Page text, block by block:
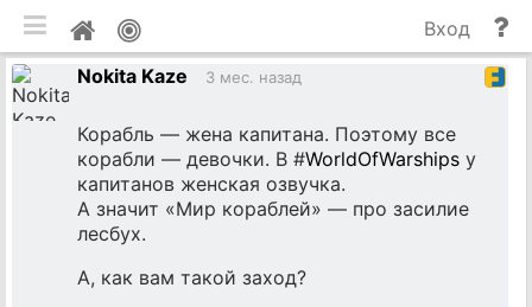
Мой
профиль
и
Вход
Nokita Kaze
3 мес. назад
Корабль — жена капитана. Поэтому все
корабли — девочки. В #WorldOfWarships у
капитанов женская озвучка.
А значит «Мир кораблей» — про засилие
лесбух.
А, как вам такой заход?
мобильная версия